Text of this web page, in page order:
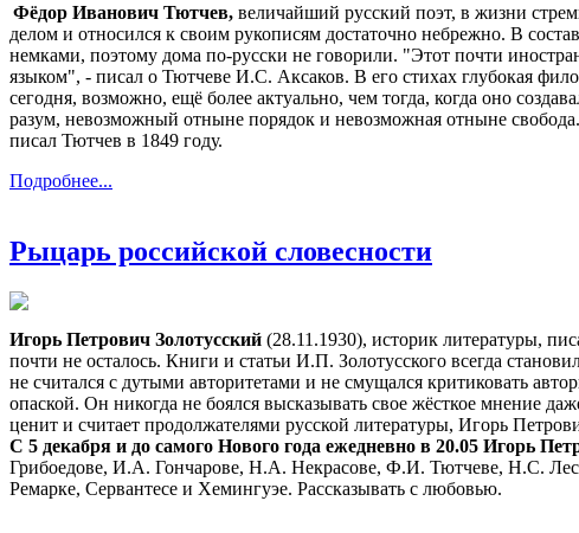
Фёдор Иванович Тютчев, величайший русский поэт, в жизни
делом и относился к своим рукописям достаточно небрежно. В
немками, поэтому дома по-русски не говорили. "Этот почти
языком", - писал о Тютчеве И.С. Аксаков. В его стихах глубокая
сегодня, возможно, ещё более актуально, чем тогда, когда оно
разум, невозможный отныне порядок и невозможная отныне
писал Тютчев в 1849 году.
Подробнее...
Рыцарь российской словесности
Игорь Петрович Золотусский (28.11.1930), историк литературы,
почти не осталось. Книги и статьи И.П. Золотусского всегда
не считался с дутыми авторитетами и не смущался критиковать
опаской. Он никогда не боялся высказывать свое жёсткое мнение
ценит и считает продолжателями русской литературы, Игорь
С 5 декабря и до самого Нового года ежедневно в 20.05 Игорь
Грибоедове, И.А. Гончарове, Н.А. Некрасове, Ф.И. Тютчеве, Н.С.
Ремарке, Сервантесе и Хемингуэе. Рассказывать с любовью.